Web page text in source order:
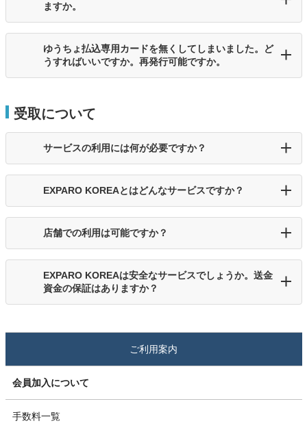
ますか。
ゆうちょ払込専用カードを無くしてしまいました。ど
うすればいいですか。再発行可能ですか。
受取について
サービスの利用には何が必要ですか？
EXPARO KOREAとはどんなサービスですか？
店舗での利用は可能ですか？
EXPARO KOREAは安全なサービスでしょうか。送金
資金の保証はありますか？
ご利用案内
会員加入について
手数料一覧